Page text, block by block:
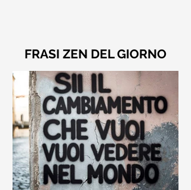
FRASI ZEN DEL GIORNO